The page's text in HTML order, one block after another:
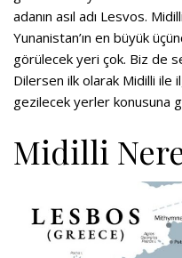
adanın asıl adı Lesvos.
Yunanistan’ın en büyük
görülecek yeri çok. Biz de
Dilersen ilk olarak Midilli ile
gezilecek yerler konusuna
Midilli